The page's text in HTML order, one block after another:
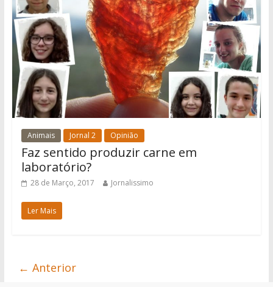
Animais Jornal 2 Opinião
Faz sentido produzir carne em
laboratório?
28 de Março, 2017 Jornalissimo
Ler Mais
← Anterior